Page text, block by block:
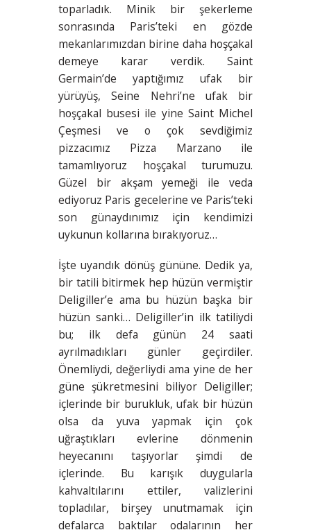
toparladık. Minik bir şekerleme
sonrasında Paris’teki en gözde
mekanlarımızdan birine daha hoşçakal
demeye karar verdik. Saint
Germain’de yaptığımız ufak bir
yürüyüş, Seine Nehri’ne ufak bir
hoşçakal busesi ile yine Saint Michel
Çeşmesi ve o çok sevdiğimiz
pizzacımız Pizza Marzano ile
tamamlıyoruz hoşçakal turumuzu.
Güzel bir akşam yemeği ile veda
ediyoruz Paris gecelerine ve Paris’teki
son günaydınımız için kendimizi
uykunun kollarına bırakıyoruz…
İşte uyandık dönüş gününe. Dedik ya,
bir tatili bitirmek hep hüzün vermiştir
Deligiller’e ama bu hüzün başka bir
hüzün sanki… Deligiller’in ilk tatiliydi
bu; ilk defa günün 24 saati
ayrılmadıkları günler geçirdiler.
Önemliydi, değerliydi ama yine de her
güne şükretmesini biliyor Deligiller;
içlerinde bir burukluk, ufak bir hüzün
olsa da yuva yapmak için çok
uğraştıkları evlerine dönmenin
heyecanını taşıyorlar şimdi de
içlerinde. Bu karışık duygularla
kahvaltılarını ettiler, valizlerini
topladılar, birşey unutmamak için
defalarca baktılar odalarının her